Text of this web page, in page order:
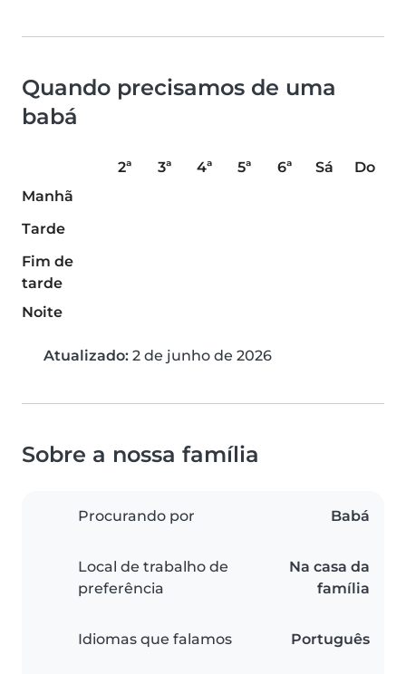
Quando precisamos de uma
babá
2ª 3ª 4ª 5ª 6ª Sá
Do
Manhã
Tarde
Fim de
tarde
Noite
Atualizado: 2 de junho de 2026
Sobre a nossa família
Procurando por Babá
Local de trabalho de
preferência
Na casa da
família
Idiomas que falamos Português